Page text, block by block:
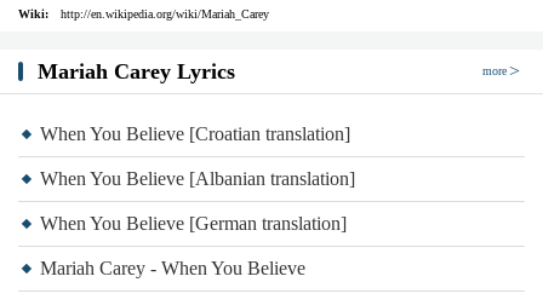
Wiki:
http://en.wikipedia.org/wiki/Mariah_Carey
Mariah Carey Lyrics more
When You Believe [Croatian translation]
When You Believe [Albanian translation]
When You Believe [German translation]
Mariah Carey - When You Believe